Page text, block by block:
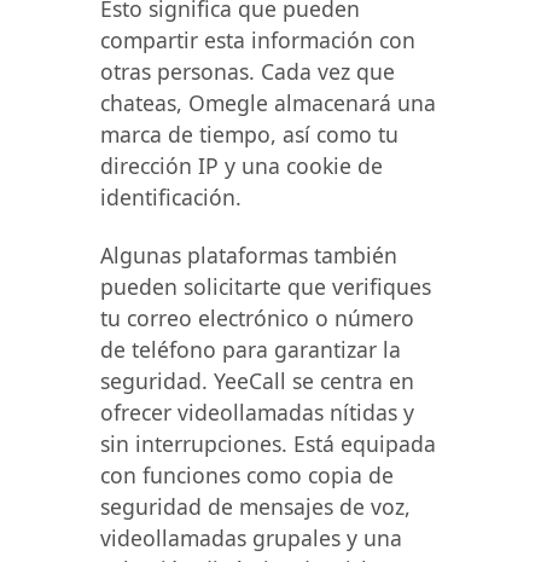
Esto significa que pueden
compartir esta información con
otras personas. Cada vez que
chateas, Omegle almacenará una
marca de tiempo, así como tu
dirección IP y una cookie de
identificación.
Algunas plataformas también
pueden solicitarte que verifiques
tu correo electrónico o número
de teléfono para garantizar la
seguridad. YeeCall se centra en
ofrecer videollamadas nítidas y
sin interrupciones. Está equipada
con funciones como copia de
seguridad de mensajes de voz,
videollamadas grupales y una